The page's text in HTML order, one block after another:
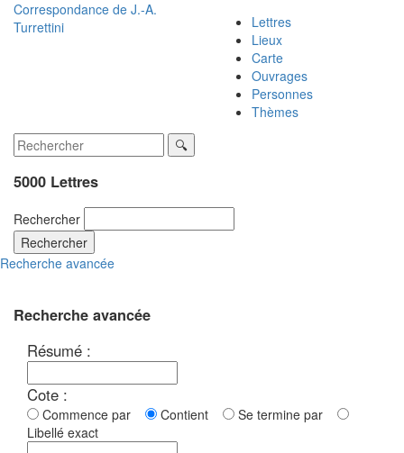
Correspondance de J.-A.
Turrettini
Lettres
Lieux
Carte
Ouvrages
Personnes
Thèmes
5000 Lettres
Rechercher
Rechercher
Recherche avancée
Recherche avancée
Résumé :
Cote :
Commence par Contient
Se termine par
Libellé exact